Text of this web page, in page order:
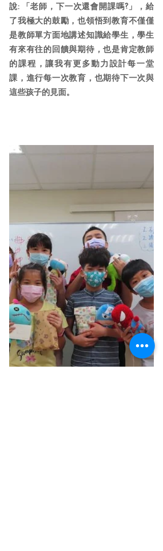
說: 「老師，下一次還會開課嗎?」，給
了我極大的鼓勵，也領悟到教育不僅僅
是教師單方面地講述知識給學生，學生
有來有往的回饋與期待，也是肯定教師
的課程，讓我有更多動力設計每一堂
課，進行每一次教育，也期待下一次與
這些孩子的見面。